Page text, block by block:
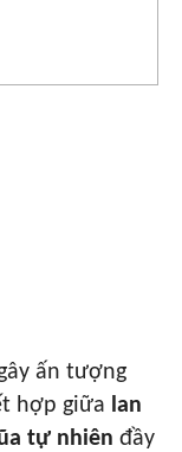
ấn tượng
hợp giữa lan
tự nhiên đầy